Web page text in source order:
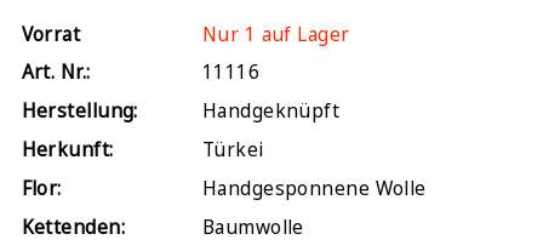
Vorrat
Nur 1 auf Lager
Art. Nr.:
11116
Herstellung:
Handgeknüpft
Herkunft:
Türkei
Flor:
Handgesponnene Wolle
Kettenden:
Baumwolle